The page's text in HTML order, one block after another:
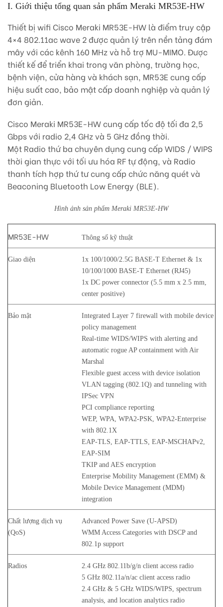
I. Giới thiệu tổng quan sản phẩm Meraki MR53E-HW
Thiết bị wifi Cisco Meraki MR53E-HW là điểm truy cập
4×4 802.11ac wave 2 được quản lý trên nền tảng đám
mây với các kênh 160 MHz và hỗ trợ MU-MIMO. Được
thiết kế để triển khai trong văn phòng, trường học,
bệnh viện, cửa hàng và khách sạn, MR53E cung cấp
hiệu suất cao, bảo mật cấp doanh nghiệp và quản lý
đơn giản.
Cisco Meraki MR53E-HW cung cấp tốc độ tối đa 2,5
Gbps với radio 2,4 GHz và 5 GHz đồng thời.
Một Radio thứ ba chuyên dụng cung cấp WIDS / WIPS
thời gian thực với tối ưu hóa RF tự động, và Radio
thanh tích hợp thứ tư cung cấp chức năng quét và
Beaconing Bluetooth Low Energy (BLE).
Hình ảnh sản phẩm Meraki MR53E-HW
MR53E-HW Thông số kỹ thuật
Giao diện
1x 100/1000/2.5G BASE-T Ethernet & 1x
10/100/1000 BASE-T Ethernet (RJ45)
1x DC power connector (5.5 mm x 2.5 mm,
center positive)
Bảo mật
Integrated Layer 7 firewall with mobile device
policy management
Real-time WIDS/WIPS with alerting and
automatic rogue AP containment with Air
Marshal
Flexible guest access with device isolation
VLAN tagging (802.1Q) and tunneling with
IPSec VPN
PCI compliance reporting
WEP, WPA, WPA2-PSK, WPA2-Enterprise
with 802.1X
EAP-TLS, EAP-TTLS, EAP-MSCHAPv2,
EAP-SIM
TKIP and AES encryption
Enterprise Mobility Management (EMM) &
Mobile Device Management (MDM)
integration
Chất lượng dịch vụ
(QoS)
Advanced Power Save (U-APSD)
WMM Access Categories with DSCP and
802.1p support
Radios
2.4 GHz 802.11b/g/n client access radio
5 GHz 802.11a/n/ac client access radio
2.4 GHz & 5 GHz WIDS/WIPS, spectrum
analysis, and location analytics radio